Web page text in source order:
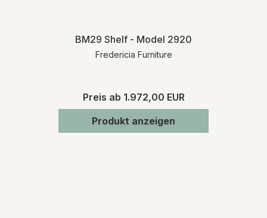
BM29 Shelf - Model 2920
Fredericia Furniture
Preis ab 1.972,00 EUR
Produkt anzeigen